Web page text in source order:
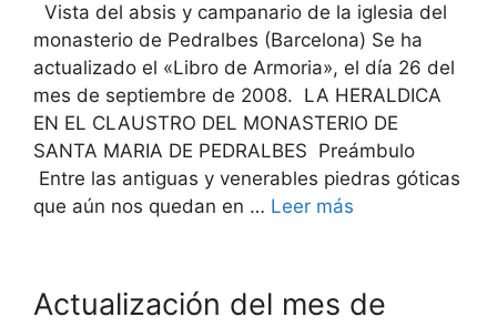
Vista del absis y campanario de la iglesia del
monasterio de Pedralbes (Barcelona) Se ha
actualizado el «Libro de Armoria», el día 26 del
mes de septiembre de 2008. LA HERALDICA
EN EL CLAUSTRO DEL MONASTERIO DE
SANTA MARIA DE PEDRALBES Preámbulo
Entre las antiguas y venerables piedras góticas
que aún nos quedan en … Leer más
Actualización del mes de